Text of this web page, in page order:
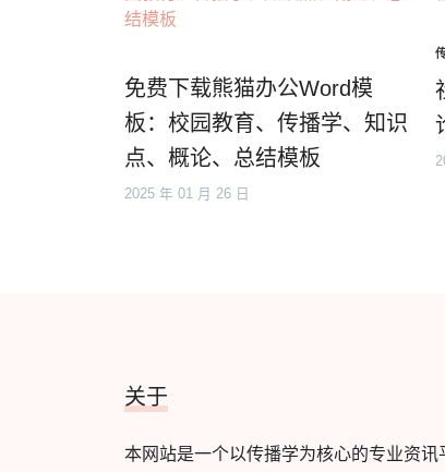
免费下载熊猫办公Word模
板：校园教育、传播学、知识
点、概论、总结模板
2025 年 01 月 26 日
关于
本网站是一个以传播学为核心的专业资讯